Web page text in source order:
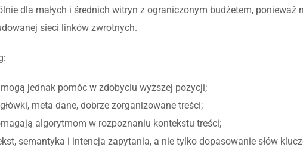
dla małych i średnich witryn z ograniczonym budżetem, ponieważ
sieci linków zwrotnych.
jednak pomóc w zdobyciu wyższej pozycji;
meta dane, dobrze zorganizowane treści;
algorytmom w rozpoznaniu kontekstu treści;
semantyka i intencja zapytania, a nie tylko dopasowanie słów